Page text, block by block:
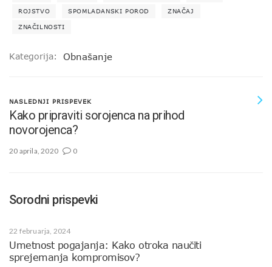
ROJSTVO SPOMLADANSKI POROD ZNAČAJ
ZNAČILNOSTI
Kategorija: Obnašanje
NASLEDNJI PRISPEVEK
Kako pripraviti sorojenca na prihod
novorojenca?
20 aprila, 2020 0
Sorodni prispevki
22 februarja, 2024
Umetnost pogajanja: Kako otroka naučiti
sprejemanja kompromisov?